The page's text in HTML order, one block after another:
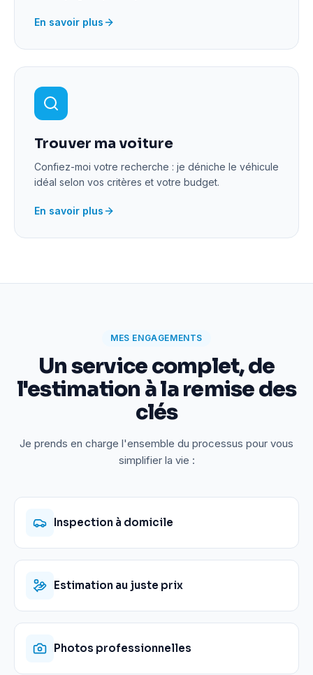
En savoir plus
Trouver ma voiture
Confiez-moi votre recherche : je déniche le véhicule
idéal selon vos critères et votre budget.
En savoir plus
MES ENGAGEMENTS
Un service complet, de
l'estimation à la remise des
clés
Je prends en charge l'ensemble du processus pour vous
simplifier la vie :
Inspection à domicile
Estimation au juste prix
Photos professionnelles